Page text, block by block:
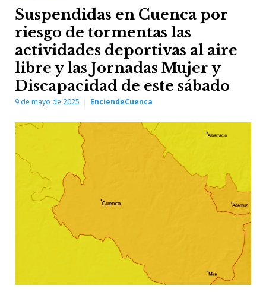
Suspendidas en Cuenca por
riesgo de tormentas las
actividades deportivas al aire
libre y las Jornadas Mujer y
Discapacidad de este sábado
9 de mayo de 2025 EnciendeCuenca